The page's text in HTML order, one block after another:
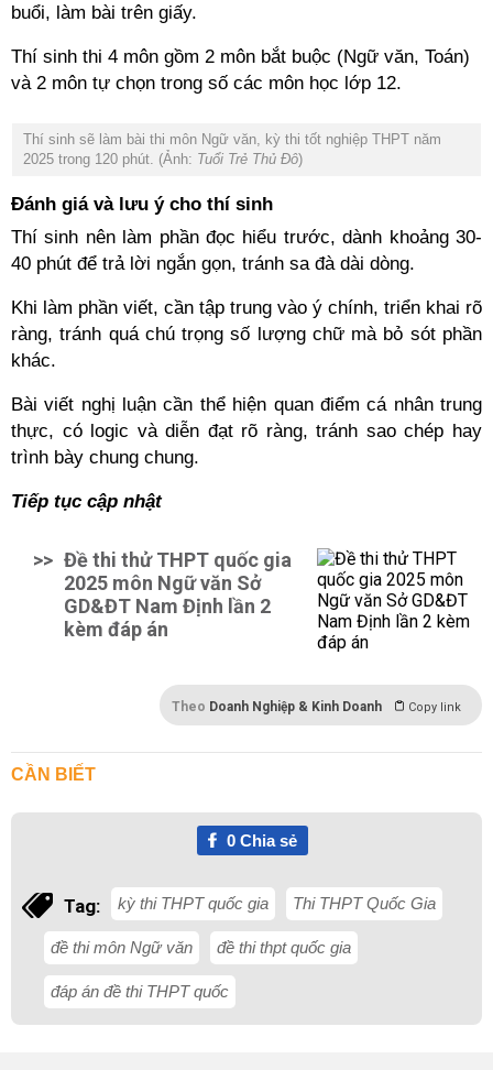
buổi, làm bài trên giấy.
Thí sinh thi 4 môn gồm 2 môn bắt buộc (Ngữ văn, Toán)
và 2 môn tự chọn trong số các môn học lớp 12.
Thí sinh sẽ làm bài thi môn Ngữ văn, kỳ thi tốt nghiệp THPT năm
2025 trong 120 phút. (Ảnh: Tuổi Trẻ Thủ Đô)
Đánh giá và lưu ý cho thí sinh
Thí sinh nên làm phần đọc hiểu trước, dành khoảng 30-
40 phút để trả lời ngắn gọn, tránh sa đà dài dòng.
Khi làm phần viết, cần tập trung vào ý chính, triển khai rõ
ràng, tránh quá chú trọng số lượng chữ mà bỏ sót phần
khác.
Bài viết nghị luận cần thể hiện quan điểm cá nhân trung
thực, có logic và diễn đạt rõ ràng, tránh sao chép hay
trình bày chung chung.
Tiếp tục cập nhật
>> Đề thi thử THPT quốc gia
2025 môn Ngữ văn Sở
GD&ĐT Nam Định lần 2
kèm đáp án
Theo Doanh Nghiệp & Kinh Doanh Copy link
CẦN BIẾT
0Chia sẻ
Tag: kỳ thi THPT quốc gia Thi THPT Quốc Gia
đề thi môn Ngữ văn đề thi thpt quốc gia
đáp án đề thi THPT quốc